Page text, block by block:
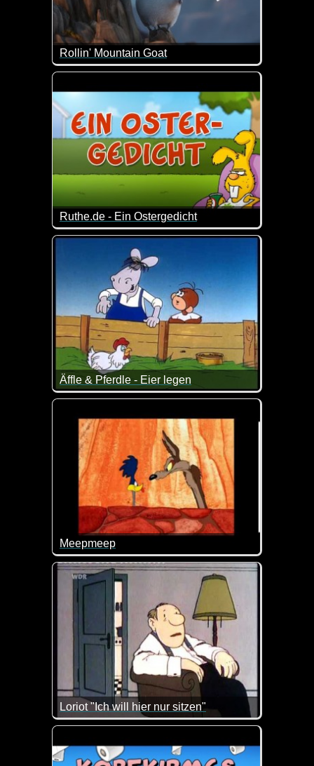
Rollin' Mountain Goat
Die dicken Tiere kennen wir ja bereits aus
Ruthe.de - Ein Ostergedicht
Egal wie du den Osterhase findest, er hat
Äffle & Pferdle - Eier legen
Das Pferdle ist schon besonders schlau ;-)
Meepmeep
Saublöd, aber man muss spontan drüber lachen :-)
Loriot "Ich will hier nur sitzen"
Zum Ehegattentag passt dieses Video doch wie